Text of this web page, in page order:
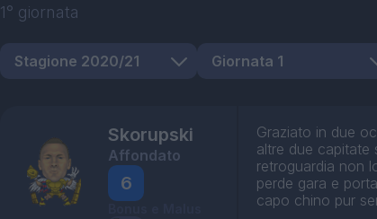
1° giornata
Skorupski
Affondato
6
Graziato in due
altre due capitate
retroguardia non
perde gara e
capo chino pur